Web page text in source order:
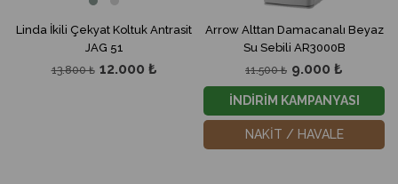
Linda İkili Çekyat Koltuk Antrasit
JAG 51
12.000 ₺
13.800 ₺
Arrow Alttan Damacanalı Beyaz
Su Sebili AR3000B
9.000 ₺
11.500 ₺
İNDİRİM KAMPANYASI
NAKİT / HAVALE